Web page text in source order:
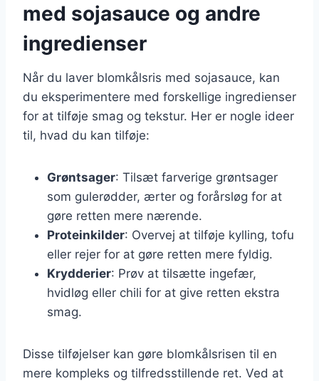
med sojasauce og andre
ingredienser
Når du laver blomkålsris med sojasauce, kan
du eksperimentere med forskellige ingredienser
for at tilføje smag og tekstur. Her er nogle ideer
til, hvad du kan tilføje:
Grøntsager: Tilsæt farverige grøntsager
som gulerødder, ærter og forårsløg for at
gøre retten mere nærende.
Proteinkilder: Overvej at tilføje kylling, tofu
eller rejer for at gøre retten mere fyldig.
Krydderier: Prøv at tilsætte ingefær,
hvidløg eller chili for at give retten ekstra
smag.
Disse tilføjelser kan gøre blomkålsrisen til en
mere kompleks og tilfredsstillende ret. Ved at